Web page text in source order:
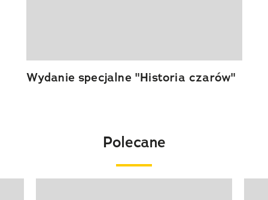
Wydanie specjalne "Historia czarów"
Polecane